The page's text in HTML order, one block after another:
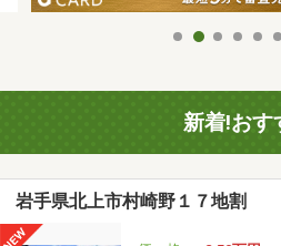
新着!おす
岩手県北上市村崎野１７地割